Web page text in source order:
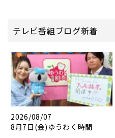
テレビ番組ブログ新着
2026/08/07
8月7日(金)ゆうわく時間